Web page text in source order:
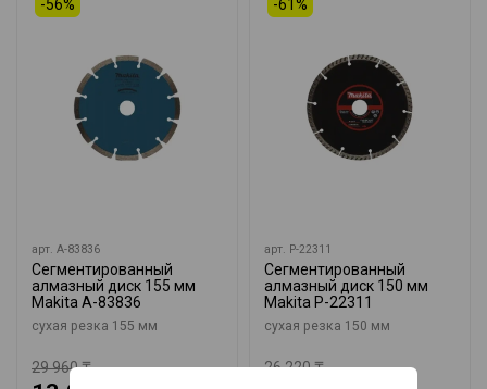
-56%
арт. A-83836
Сегментированный
алмазный диск 155 мм
Makita A-83836
сухая резка 155 мм
29 960 ₸
-61%
арт. P-22311
Сегментированный
алмазный диск 150 мм
Makita P-22311
сухая резка 150 мм
26 220 ₸